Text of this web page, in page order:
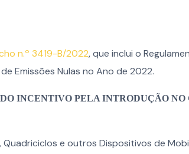
n.º 3419-B/2022, que inclui o
Emissões Nulas no Ano de 2022.
INCENTIVO PELA INTRODUÇÃO NO
e outros Dispositivos de